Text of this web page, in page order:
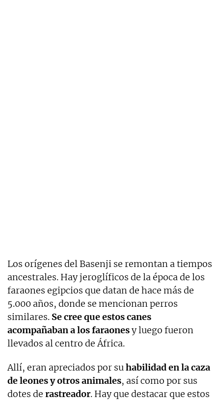
Los orígenes del Basenji se remontan a tiempos
ancestrales. Hay jeroglíficos de la época de los
faraones egipcios que datan de hace más de
5.000 años, donde se mencionan perros
similares. Se cree que estos canes
acompañaban a los faraonesy luego fueron
llevados al centro de África.
Allí, eran apreciados por suhabilidad en la caza
de leones y otros animales, así como por sus
dotes de rastreador. Hay que destacar que estos